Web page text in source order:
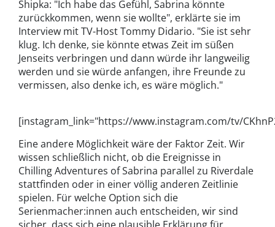
Shipka: "Ich habe das Gefühl, Sabrina könnte
zurückkommen, wenn sie wollte", erklärte sie im
Interview mit TV-Host Tommy Didario. "Sie ist sehr
klug. Ich denke, sie könnte etwas Zeit im süßen
Jenseits verbringen und dann würde ihr langweilig
werden und sie würde anfangen, ihre Freunde zu
vermissen, also denke ich, es wäre möglich."
[instagram_link="https://www.instagram.com/tv/
Eine andere Möglichkeit wäre der Faktor Zeit. Wir
wissen schließlich nicht, ob die Ereignisse in
Chilling Adventures of Sabrina parallel zu Riverdale
stattfinden oder in einer völlig anderen Zeitlinie
spielen. Für welche Option sich die
Serienmacher:innen auch entscheiden, wir sind